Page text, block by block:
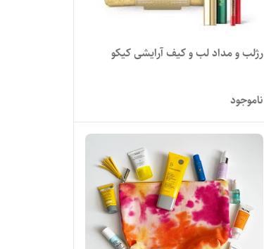
رژلب و مداد لب و کیف آرایشی کیکو
ناموجود